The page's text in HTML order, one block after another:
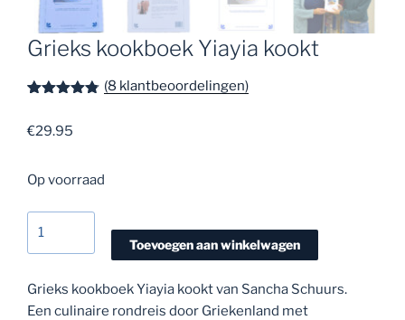
Grieks kookboek Yiayia kookt
5
waardering
en
(8klantbeoordelingen)
€29.95
Op voorraad
kookt
aantal
Toevoegen aan winkelwagen
Grieks kookboek Yiayia kookt van Sancha Schuurs.
Een culinaire rondreis door Griekenland met